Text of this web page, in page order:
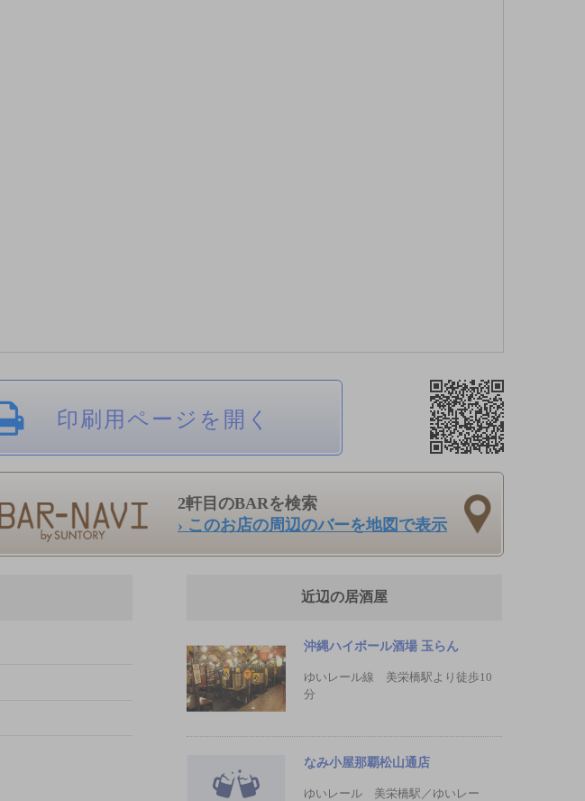
印刷用ページを開く
2軒目のBARを検索
› このお店の周辺のバーを地図で表示
近辺の居酒屋
沖縄ハイボール酒場 玉らん
ゆいレール線 美栄橋駅より徒歩10
分
なみ小屋那覇松山通店
ゆいレール 美栄橋駅／ゆいレー